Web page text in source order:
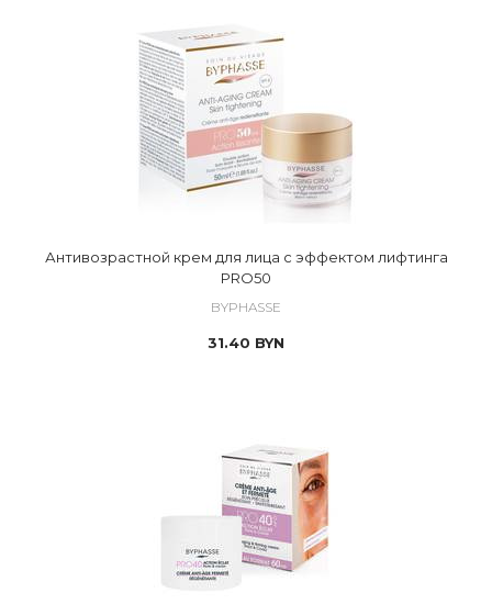
Антивозрастной крем для лица с эффектом лифтинга
PRO50
BYPHASSE
31.40 BYN